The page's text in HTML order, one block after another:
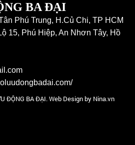
BA ĐẠI
Phú Trung, H.Củ Chi, TP HCM
15, Phú Hiệp, An Nhơn Tây, Hồ
ĐỘNG BA ĐẠI. Web Design by Nina.vn